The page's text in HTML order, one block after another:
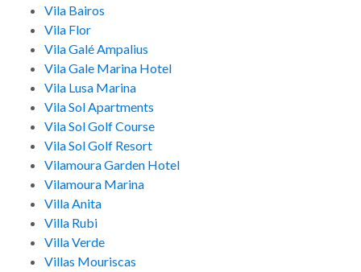
Vila Bairos
Vila Flor
Vila Galé Ampalius
Vila Gale Marina Hotel
Vila Lusa Marina
Vila Sol Apartments
Vila Sol Golf Course
Vila Sol Golf Resort
Vilamoura Garden Hotel
Vilamoura Marina
Villa Anita
Villa Rubi
Villa Verde
Villas Mouriscas